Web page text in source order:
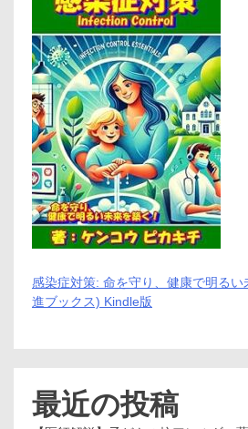
感染症対策: 命を守り、健康で明る
進ブックス) Kindle版
最近の投稿